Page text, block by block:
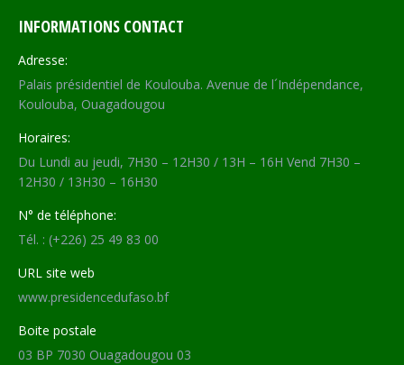
INFORMATIONS CONTACT
Adresse:
Palais présidentiel de Koulouba. Avenue de l´Indépendance,
Koulouba, Ouagadougou
Horaires:
Du Lundi au jeudi, 7H30 – 12H30 / 13H – 16H Vend 7H30 –
12H30 / 13H30 – 16H30
N° de téléphone:
Tél. : (+226) 25 49 83 00
URL site web
www.presidencedufaso.bf
Boite postale
03 BP 7030 Ouagadougou 03